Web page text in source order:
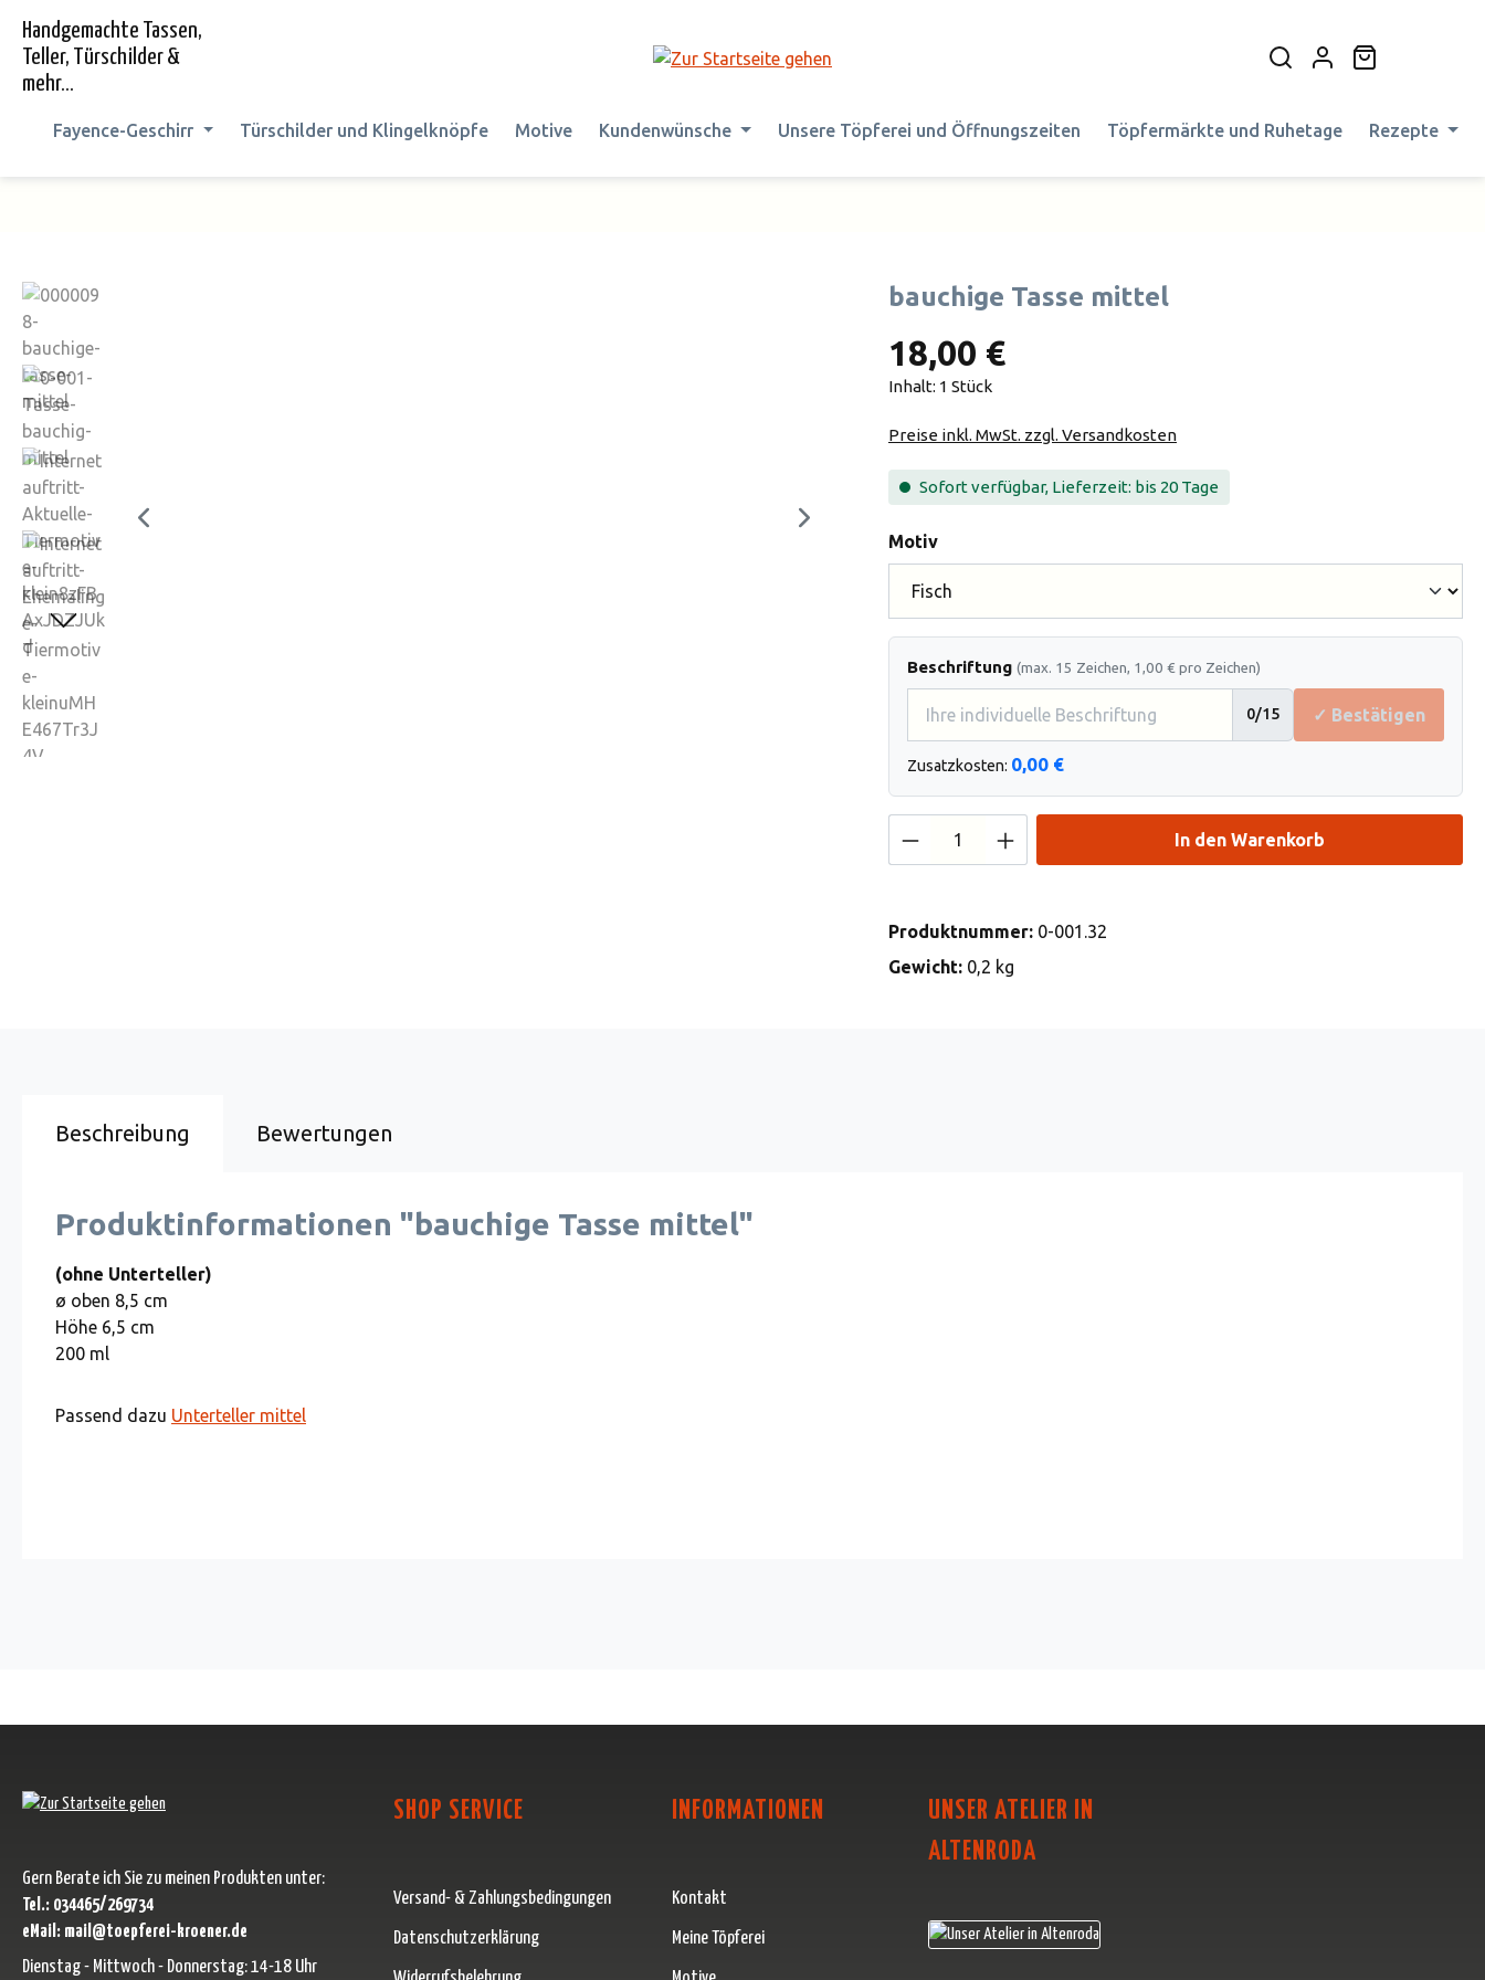
Zur Hauptnavigation springen
Handgemachte Tassen,
Teller, Türschilder &
mehr...
Fayence-Geschirr Türschilder und Klingelknöpfe Motive Kundenwünsche Unsere Töpferei und Öffnungszeiten Töpfermärkte und Ruhetage Rezepte
Bildergalerie überspringen bauchige Tasse mittel
18,00 €
Inhalt: 1 Stück
Preise inkl. MwSt. zzgl. Versandkosten
Sofort verfügbar, Lieferzeit: bis 20 Tage
Motivauswählen
Beschriftung (max. 15 Zeichen, 1,00 € pro Zeichen)
0/15 ✓ Bestätigen
Zusatzkosten: 0,00 €
Produkt Anzahl: Gib den gewünschten Wert
In den Warenkorb
Produktnummer: 0-001.32
Gewicht: 0,2 kg
Beschreibung Bewertungen
Produktinformationen "bauchige Tasse mittel"
(ohne Unterteller)
ø oben 8,5 cm
Höhe 6,5 cm
200 ml
Passend dazu Unterteller mittel
Gern Berate ich Sie zu meinen Produkten unter:
Tel.: 034465/269734
eMail: mail@toepferei-kroener.de
Dienstag - Mittwoch - Donnerstag: 14-18 Uhr
SHOP SERVICE
Versand- & Zahlungsbedingungen
Datenschutzerklärung
INFORMATIONEN
Kontakt
Meine Töpferei
UNSER ATELIER IN
ALTENRODA